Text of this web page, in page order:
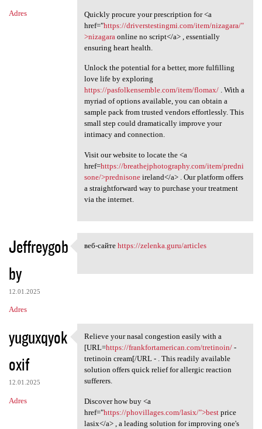
Adres
Quickly procure your prescription for <a
href="https://driverstestingmi.com/item/nizagara/"
>nizagara online no script</a> , essentially
ensuring heart health.
Unlock the potential for a better, more fulfilling
love life by exploring
https://pasfolkensemble.com/item/flomax/. With a
myriad of options available, you can obtain a
sample pack from trusted vendors effortlessly. This
small step could dramatically improve your
intimacy and connection.
Visit our website to locate the <a
href=https://breathejphotography.com/item/predni
sone/>prednisoneireland</a> . Our platform offers
a straightforward way to purchase your treatment
via the internet.
Jeffreygob
by
12.01.2025
Adres
веб-сайте https://zelenka
веб-сайте https://zelenka.guru/articles
yuguxqyok
oxif
12.01.2025
Adres
Relieve your nasal congestion
Relieve your nasal congestion easily with a
[URL=https://frankfortamerican.com/tretinoin/-
tretinoin cream[/URL - . This readily available
solution offers quick relief for allergic reaction
sufferers.
Discover how buy <a
href="https://phovillages.com/lasix/">bestprice
lasix</a> , a leading solution for improving one's